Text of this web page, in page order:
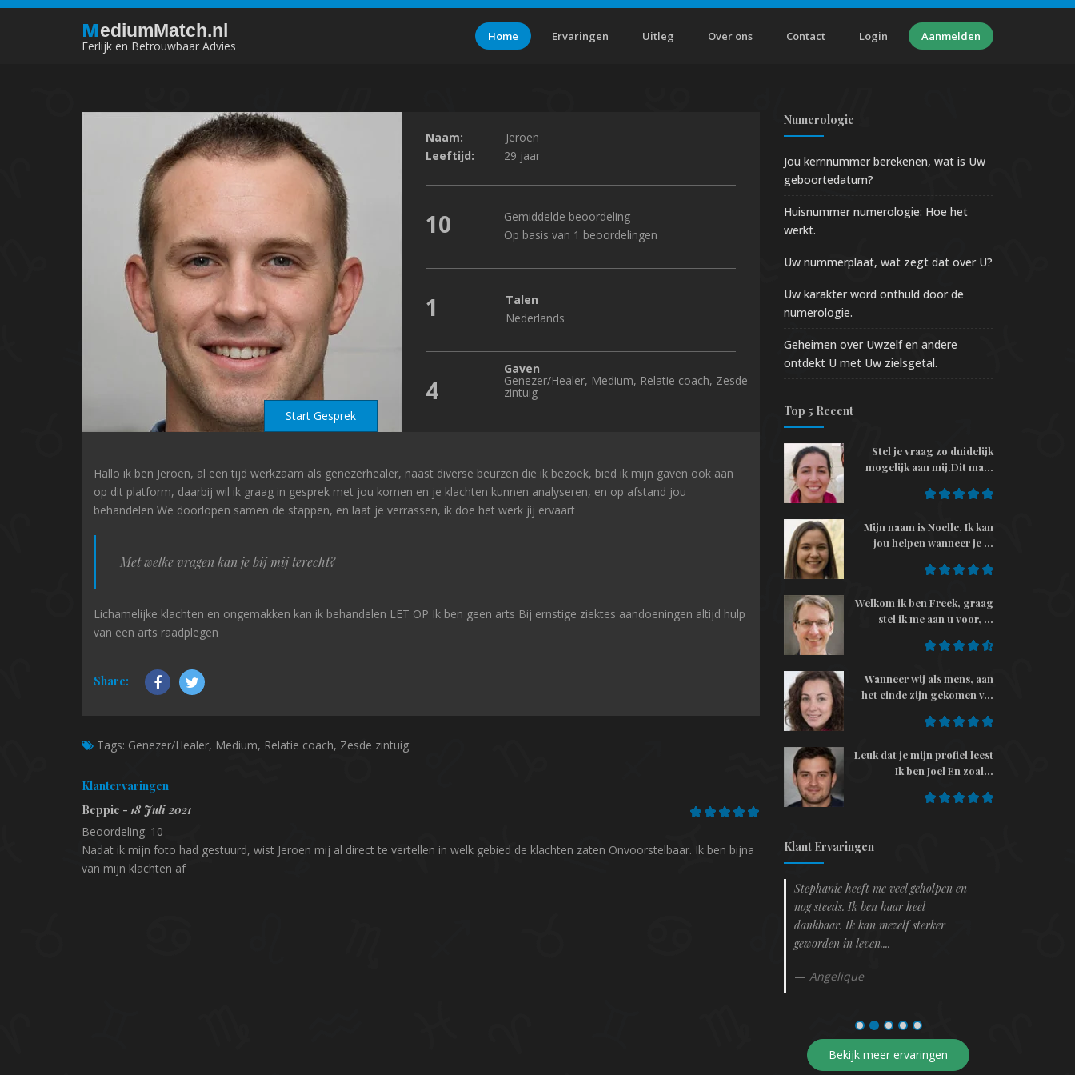
MediumMatch.nl
Eerlijk en Betrouwbaar Advies
Home Ervaringen Uitleg Over ons Contact Login Aanmelden
Naam:
Jeroen
Leeftijd:
29 jaar
10
Gemiddelde beoordeling
Op basis van 1 beoordelingen
1
Talen
Nederlands
4
Gaven
Genezer/Healer, Medium, Relatie coach, Zesde
zintuig
Start Gesprek
Hallo ik ben Jeroen, al een tijd werkzaam als genezerhealer, naast diverse beurzen die ik bezoek, bied ik mijn gaven ook aan
op dit platform, daarbij wil ik graag in gesprek met jou komen en je klachten kunnen analyseren, en op afstand jou
behandelen We doorlopen samen de stappen, en laat je verrassen, ik doe het werk jij ervaart
Met welke vragen kan je bij mij terecht?
Lichamelijke klachten en ongemakken kan ik behandelen LET OP Ik ben geen arts Bij ernstige ziektes aandoeningen altijd hulp
van een arts raadplegen
Share:
Tags: Genezer/Healer, Medium, Relatie coach, Zesde zintuig
Klantervaringen
Beppie - 18 Juli 2021
Beoordeling: 10
Nadat ik mijn foto had gestuurd, wist Jeroen mij al direct te vertellen in welk gebied de klachten zaten Onvoorstelbaar. Ik ben bijna
van mijn klachten af
Numerologie
Jou kernnummer berekenen, wat is Uw
geboortedatum?
Huisnummer numerologie: Hoe het
werkt.
Uw nummerplaat, wat zegt dat over U?
Uw karakter word onthuld door de
numerologie.
Geheimen over Uwzelf en andere
ontdekt U met Uw zielsgetal.
Top 5 Recent
Stel je vraag zo duidelijk
mogelijk aan mij.Dit ma...
Mijn naam is Noelle, Ik kan
jou helpen wanneer je ...
Welkom ik ben Freek, graag
stel ik me aan u voor, ...
Wanneer wij als mens, aan
het einde zijn gekomen v...
Leuk dat je mijn profiel leest
Ik ben Joel En zoal...
Klant Ervaringen
Stephanie heeft me veel geholpen en
nog steeds. Ik ben haar heel
dankbaar. Ik kan mezelf sterker
geworden in leven....
Angelique
Bekijk meer ervaringen